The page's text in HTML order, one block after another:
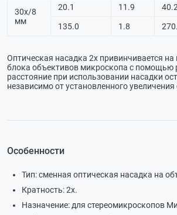
30х/8
мм
20.1 11.9 40.2
135.0 1.8
Оптическая насадка 2х привинчивается
блока объективов микроскопа с помощью
расстояние при использовании насадки
независимо от установленного
Особенности
Тип: сменная оптическая насадка на
Кратность: 2х.
Назначение: для стереомикроскопов